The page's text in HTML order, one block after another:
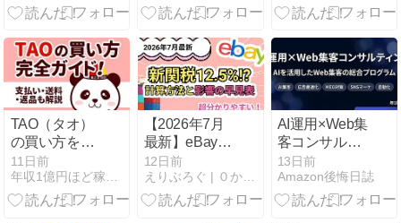
算するには
TAO（タオ）
の買い方を6
ステップで解
説｜支払い方
法・送料・届
11日前
【2026年7月
最新】eBay輸
出の新関税
12.5%ってホ
ント？初心者
12日前
えりぶろぐ | ０からeBayカメラ輸出ができるブログ
AI運用×Web集
客コンサルテ
ィング講座
13日前
Amazon後悔日誌